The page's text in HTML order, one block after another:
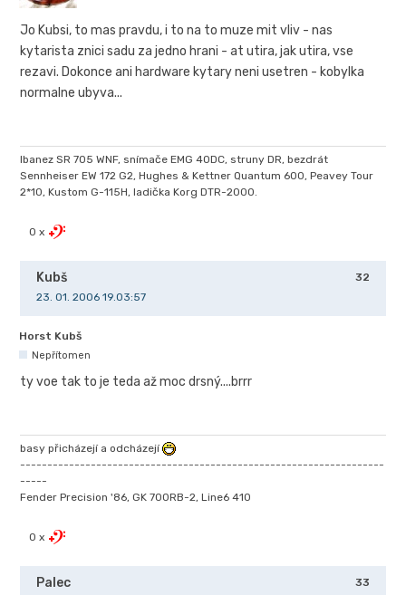
Jo Kubsi, to mas pravdu, i to na to muze mit vliv - nas
kytarista znici sadu za jedno hrani - at utira, jak utira, vse
rezavi. Dokonce ani hardware kytary neni usetren - kobylka
normalne ubyva...
Ibanez SR 705 WNF, snímače EMG 40DC, struny DR, bezdrát
Sennheiser EW 172 G2, Hughes & Kettner Quantum 600, Peavey Tour
2*10, Kustom G-115H, ladička Korg DTR-2000.
0 x
32
Kubš
23. 01. 2006 19.03:57
Horst Kubš
Nepřítomen
ty voe tak to je teda až moc drsný....brrr
basy přicházejí a odcházejí
-------------------------------------------------------------------
-----
Fender Precision '86, GK 700RB-2, Line6 410
0 x
33
Palec